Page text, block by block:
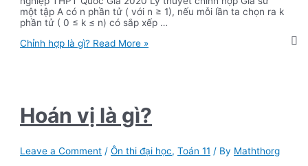
một tập A có n phần tử ( với n ≥ 1), nếu mỗi lần ta chọn ra k
phần tử ( 0 ≤ k ≤ n) có sắp xếp …
Chỉnh hợp là gì? Read More »
Hoán vị là gì?
Leave a Comment /Ôn thi đại học,Toán 11 / By Maththorg